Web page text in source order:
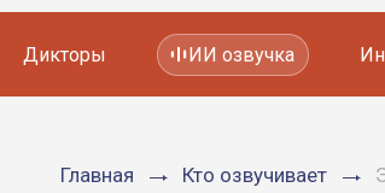
Мультфильмов
Дикторы ИИ озвучка
Главная Кто озвучивает